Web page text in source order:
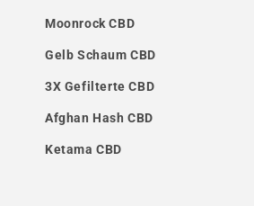
Moonrock CBD
Gelb Schaum CBD
3X Gefilterte CBD
Afghan Hash CBD
Ketama CBD